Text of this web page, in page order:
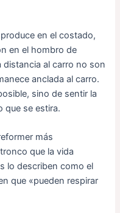
en el costado,
en el hombro de
al carro no son
anclada al carro.
sino de sentir la
que se estira.
más
que la vida
lo describen como el
que «pueden respirar